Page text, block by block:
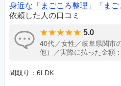
身近な「まごころ整理」「ま
依頼した人の口コミ
5.0
40代／女性／岐阜県関市
他）／実際に払った金額
間取り：6LDK